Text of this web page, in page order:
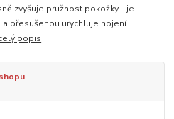
zvyšuje pružnost pokožky - je
přesušenou urychluje hojení
popis